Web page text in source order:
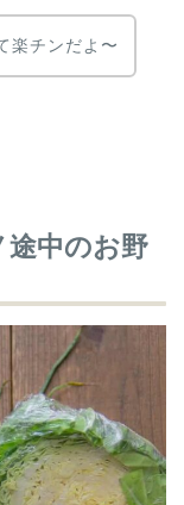
楽チンだよ〜
途中のお野